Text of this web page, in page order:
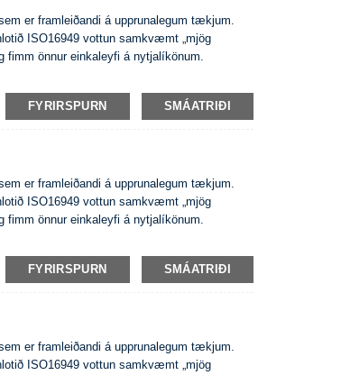
er framleiðandi á upprunalegum tækjum.
ISO16949 vottun samkvæmt „mjög
fimm önnur einkaleyfi á nytjalíkönum.
FYRIRSPURN SMÁATRIÐI
er framleiðandi á upprunalegum tækjum.
ISO16949 vottun samkvæmt „mjög
fimm önnur einkaleyfi á nytjalíkönum.
FYRIRSPURN SMÁATRIÐI
er framleiðandi á upprunalegum tækjum.
ISO16949 vottun samkvæmt „mjög